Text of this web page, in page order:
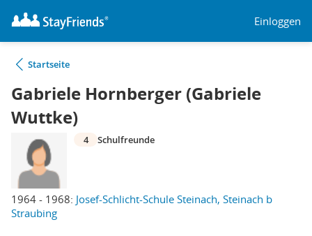
Einloggen
Startseite
Gabriele Hornberger (Gabriele
Wuttke)
1964 - 1968: Josef-Schlicht-Schule Steinach, Steinach b
Straubing
4 Schulfreunde